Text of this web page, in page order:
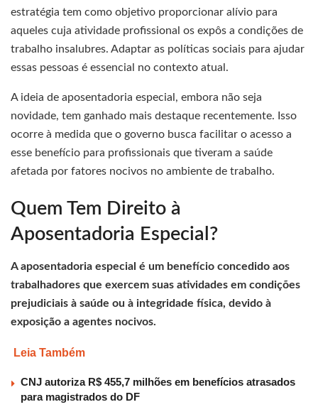
estratégia tem como objetivo proporcionar alívio para
aqueles cuja atividade profissional os expôs a condições de
trabalho insalubres. Adaptar as políticas sociais para ajudar
essas pessoas é essencial no contexto atual.
A ideia de aposentadoria especial, embora não seja
novidade, tem ganhado mais destaque recentemente. Isso
ocorre à medida que o governo busca facilitar o acesso a
esse benefício para profissionais que tiveram a saúde
afetada por fatores nocivos no ambiente de trabalho.
Quem Tem Direito à
Aposentadoria Especial?
A aposentadoria especial é um benefício concedido aos
trabalhadores que exercem suas atividades em condições
prejudiciais à saúde ou à integridade física, devido à
exposição a agentes nocivos.
Leia Também
CNJ autoriza R$ 455,7 milhões em benefícios atrasados
para magistrados do DF